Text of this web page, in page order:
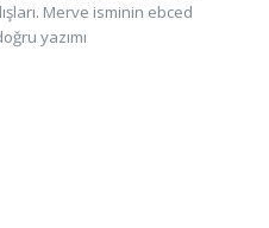
Merve isminin ebced
yazımı